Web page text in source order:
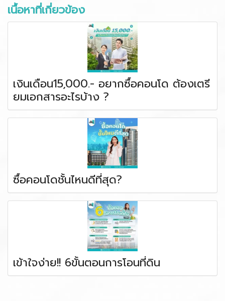
เนื้อหาที่เกี่ยวข้อง
เงินเดือน15,000.- อยากซื้อคอนโด ต้องเตรี
ยมเอกสารอะไรบ้าง ?
ซื้อคอนโดชั้นไหนดีที่สุด?
เข้าใจง่าย!! 6ขั้นตอนการโอนที่ดิน